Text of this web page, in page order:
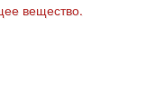
вещество.